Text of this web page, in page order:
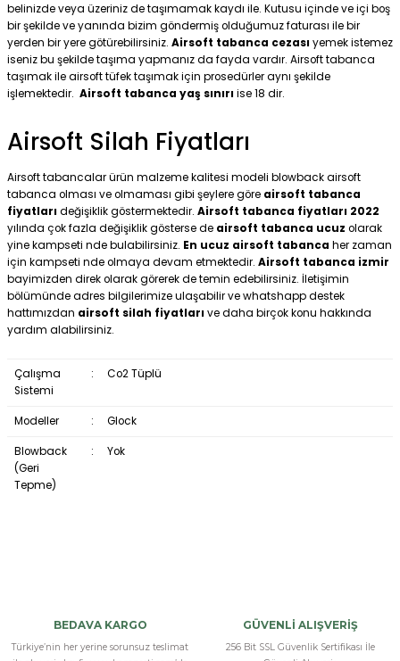
belinizde veya üzeriniz de taşımamak kaydı ile. Kutusu içinde ve içi boş
bir şekilde ve yanında bizim göndermiş olduğumuz faturası ile bir
yerden bir yere götürebilirsiniz. Airsoft tabanca cezası yemek istemez
iseniz bu şekilde taşıma yapmanız da fayda vardır. Airsoft tabanca
taşımak ile airsoft tüfek taşımak için prosedürler aynı şekilde
işlemektedir. Airsoft tabanca yaş sınırı ise 18 dir.
Airsoft Silah Fiyatları
Airsoft tabancalar ürün malzeme kalitesi modeli blowback airsoft
tabanca olması ve olmaması gibi şeylere göre airsoft tabanca
fiyatları değişiklik göstermektedir. Airsoft tabanca fiyatları 2022
yılında çok fazla değişiklik gösterse de airsoft tabanca ucuz olarak
yine kampseti nde bulabilirsiniz. En ucuz airsoft tabanca her zaman
için kampseti nde olmaya devam etmektedir. Airsoft tabanca izmir
bayimizden direk olarak görerek de temin edebilirsiniz. İletişimin
bölümünde adres bilgilerimize ulaşabilir ve whatshapp destek
hattımızdan airsoft silah fiyatları ve daha birçok konu hakkında
yardım alabilirsiniz.
Çalışma
Sistemi
: Co2 Tüplü
Modeller : Glock
Blowback
(Geri
Tepme)
: Yok
Baya iyi
BEDAVA KARGO
Türkiye’nin her yerine sorunsuz teslimat
GÜVENLİ ALIŞVERİŞ
256 Bit SSL Güvenlik Sertifikası İle